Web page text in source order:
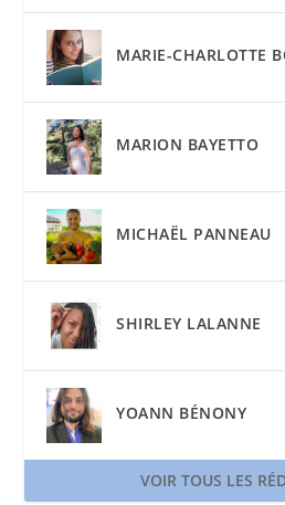
MARIE-CHARLOTTE
MARION BAYETTO
MICHAËL PANNEAU
SHIRLEY LALANNE
YOANN BÉNONY
VOIR TOUS LES